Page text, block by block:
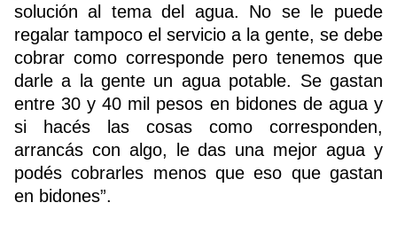
solución al tema del agua. No se le puede
regalar tampoco el servicio a la gente, se debe
cobrar como corresponde pero tenemos que
darle a la gente un agua potable. Se gastan
entre 30 y 40 mil pesos en bidones de agua y
si hacés las cosas como corresponden,
arrancás con algo, le das una mejor agua y
podés cobrarles menos que eso que gastan
en bidones”.